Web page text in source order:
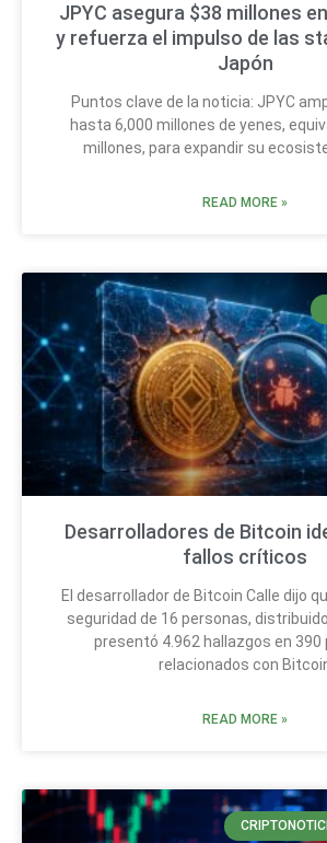
JPYC asegura $38 millones
y refuerza el impulso de las
Japón
Puntos clave de la noticia: JPYC
hasta 6,000 millones de yenes,
millones, para expandir su
READ MORE »
Desarrolladores de Bitcoin
fallos críticos
El desarrollador de Bitcoin Calle dijo
seguridad de 16 personas,
presentó 4.962 hallazgos en
relacionados con
READ MORE »